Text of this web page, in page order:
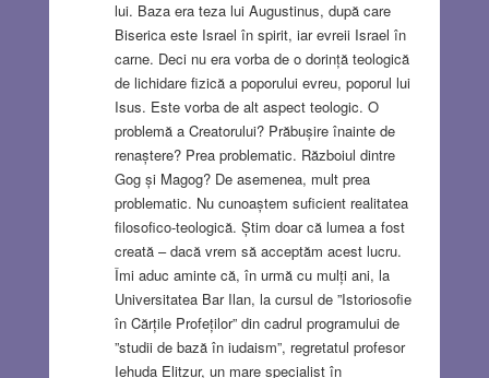
lui. Baza era teza lui Augustinus, după care
Biserica este Israel în spirit, iar evreii Israel în
carne. Deci nu era vorba de o dorință teologică
de lichidare fizică a poporului evreu, poporul lui
Isus. Este vorba de alt aspect teologic. O
problemă a Creatorului? Prăbușire înainte de
renaștere? Prea problematic. Războiul dintre
Gog și Magog? De asemenea, mult prea
problematic. Nu cunoaștem suficient realitatea
filosofico-teologică. Știm doar că lumea a fost
creată – dacă vrem să acceptăm acest lucru.
Îmi aduc aminte că, în urmă cu mulți ani, la
Universitatea Bar Ilan, la cursul de ”Istoriosofie
în Cărțile Profeților” din cadrul programului de
”studii de bază în iudaism”, regretatul profesor
Iehuda Elitzur, un mare specialist în